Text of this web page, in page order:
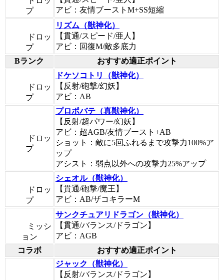
プ
アビ：友情ブーストM+SS短縮
ドロッ
プ
リズム（獣神化）
【貫通/スピード/亜人】
アビ：回復M/敵多底力
Bランク
おすすめ適正ポイント
ドロッ
プ
ドケソコトリ（獣神化）
【反射/砲撃/幻妖】
アビ：AB
ドロッ
プ
プロポバテ（真獣神化）
【反射/超パワー/幻妖】
アビ：超AGB/友情ブースト+AB
ショット：敵に5回ふれるまで攻撃力100%ア
ップ
アシスト：弱点以外への攻撃力25%アップ
ドロッ
プ
シェオル（獣神化）
【貫通/砲撃/魔王】
アビ：AB/ザコキラーM
ミッシ
ョン
サンクチュアリドラゴン（獣神化）
【貫通/バランス/ドラゴン】
アビ：AGB
コラボ
おすすめ適正ポイント
ジャック（獣神化）
【反射/バランス/ドラゴン】